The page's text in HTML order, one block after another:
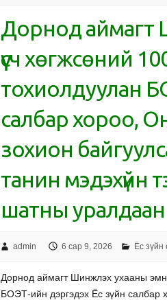
Дорнод аймагт
үүсч хөгжсөний
тохиолдуулан
салбар хороо,
зохион
танин мэдэхүйн
шатны
admin 6 сар 9, 2026 Ёс зүйн
Дорнод аймагт Шинжлэх ухааны
БОЭТ-ийн дэргэдэх Ёс зүйн салбар